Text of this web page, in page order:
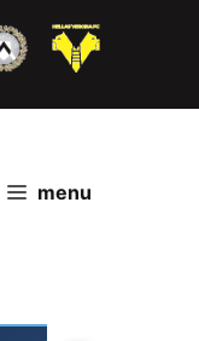
menu